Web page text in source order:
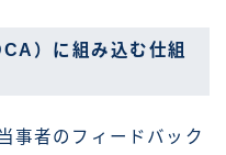
）に組み込む仕組
事者のフィードバック